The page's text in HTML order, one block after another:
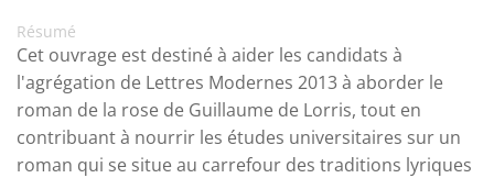
Résumé
Cet ouvrage est destiné à aider les candidats à
l'agrégation de Lettres Modernes 2013 à aborder le
roman de la rose de Guillaume de Lorris, tout en
contribuant à nourrir les études universitaires sur un
roman qui se situe au carrefour des traditions lyriques